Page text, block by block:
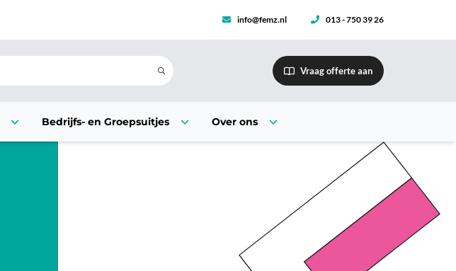
info@femz.nl 013 - 750 39 26
Vraag offerte aan
Bedrijfs- en Groepsuitjes Over ons